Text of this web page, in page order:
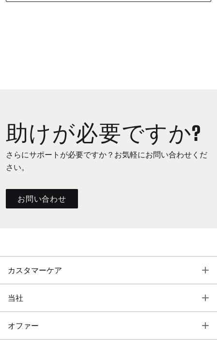
助けが必要ですか?
さらにサポートが必要ですか？お気軽にお問い合わせくだ
さい。
お問い合わせ
カスタマーケア
当社
オファー